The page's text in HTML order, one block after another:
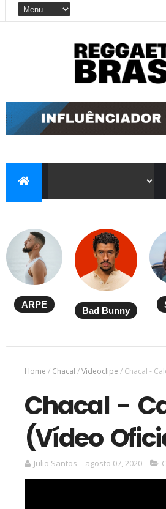
ARPE
Bad Bunny
Home / Chacal /Videoclipe / Chacal -
Chacal -
(Vídeo
Julio Santos agosto 07, 2020